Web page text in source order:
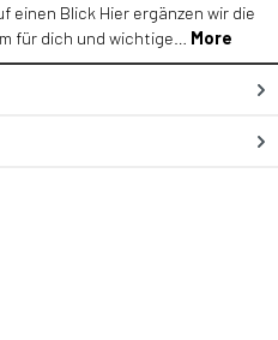
einen Blick Hier ergänzen wir die
für dich und wichtige… More